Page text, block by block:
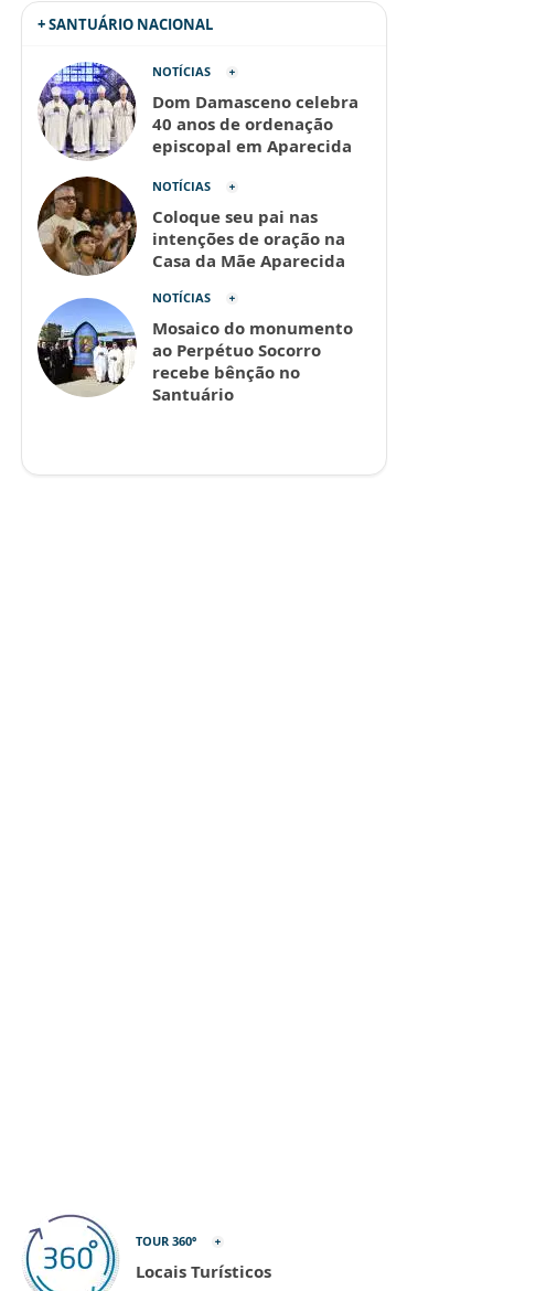
+ SANTUÁRIO NACIONAL
NOTÍCIAS
Dom Damasceno celebra
40 anos de ordenação
episcopal em Aparecida
NOTÍCIAS
Coloque seu pai nas
intenções de oração na
Casa da Mãe Aparecida
NOTÍCIAS
Mosaico do monumento
ao Perpétuo Socorro
recebe bênção no
Santuário
TOUR 360º
Locais Turísticos